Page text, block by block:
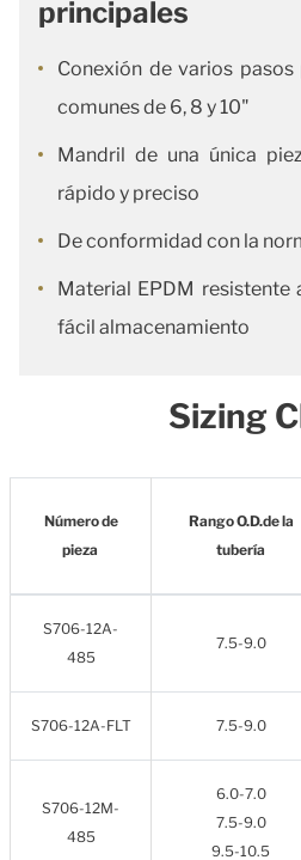
principales
Conexión de varios
comunes de 6, 8 y 10"
Mandril de una única
rápido y preciso
De conformidad con la
Material EPDM resistente
fácil almacenamiento
Sizing
Número de
pieza
Rango O.D.de la
tubería
S706-12A-
485
7.5-9.0
S706-12A-FLT 7.5-9.0
S706-12M-
485
6.0-7.0
7.5-9.0
9.5-10.5